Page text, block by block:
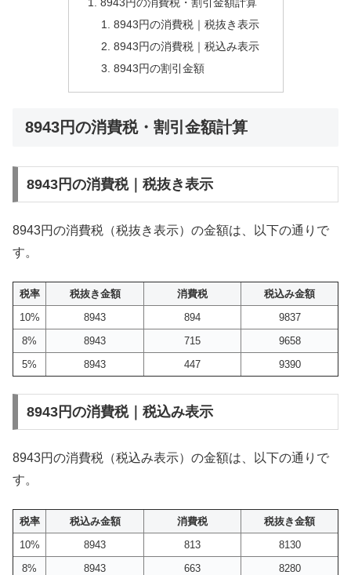
8943円の消費税・割引金額計算
8943円の消費税｜税抜き表示
8943円の消費税｜税込み表示
8943円の割引金額
8943円の消費税・割引金額計算
8943円の消費税｜税抜き表示
8943円の消費税（税抜き表示）の金額は、以下の通りで
す。
税率 税抜き金額 消費税
税込み金額
10%
8943 894
9837
8%
8943 715
9658
5%
8943 447 9390
8943円の消費税｜税込み表示
8943円の消費税（税込み表示）の金額は、以下の通りで
す。
税率 税込み金額 消費税
税抜き金額
10%
8943 813
8130
8%
8943 663
8280